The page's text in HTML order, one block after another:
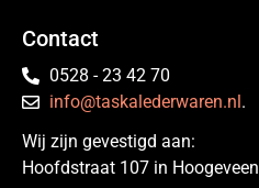
Contact
0528 - 23 42 70
info@taskalederwaren.nl.
Wij zijn gevestigd aan:
Hoofdstraat 107 in Hoogeveen